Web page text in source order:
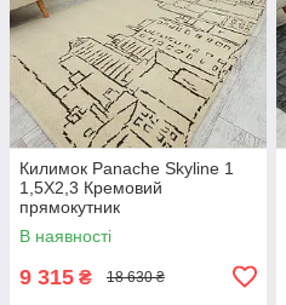
Килимок Panache Skyline 1
1,5Х2,3 Кремовий
прямокутник
В наявності
9 315 ₴ 18 630 ₴